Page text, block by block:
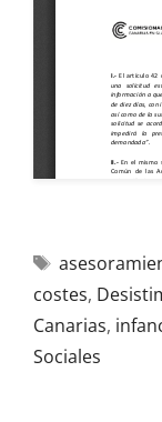
costes,
Canarias,
Sociales